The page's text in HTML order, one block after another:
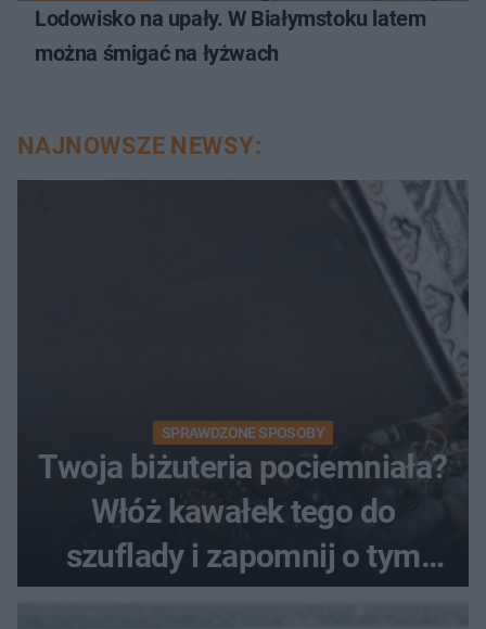
Lodowisko na upały. W Białymstoku latem
można śmigać na łyżwach
NAJNOWSZE NEWSY:
SPRAWDZONE SPOSOBY
Twoja biżuteria pociemniała?
Włóż kawałek tego do
szuflady i zapomnij o tym